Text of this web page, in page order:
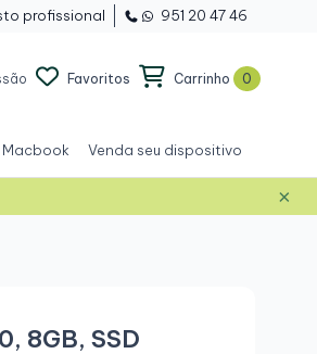
profissional 951 20 47 46
Favoritos Carrinho 0
Macbook Venda seu dispositivo
×
8GB, SSD